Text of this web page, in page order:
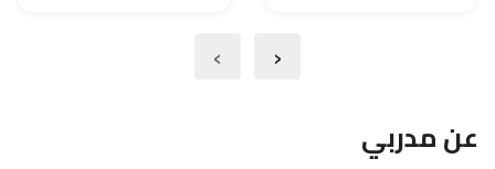
‹
›
عن مدربي